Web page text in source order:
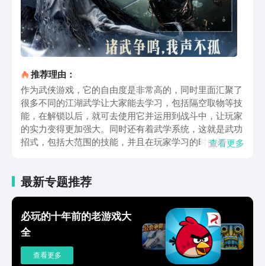
推荐理由：
作为武侠游戏，它的自由度是非常高的，同时里面汇聚了
很多不同的江湖武学让大家能去学习，包括隔空取物等技
能，在解锁以后，就可去使用它并运用到战斗中，让玩家
的实力变得更加强大。同时还有着武学系统，这就是武功
招式，包括大范围的技能，并且在玩家学习的时候可以不
能够去体验趣味的武侠世界。当然它还为大家准备了许多
的奇遇事件，在探索这个世界的过程中，大家能够去学习
前辈留下的招式与技巧，只要打败镇守的敌人，就能有机
会解锁失传的武学，一些江湖的招式也是能在里面发掘。
该游戏对于武学的研究可谓是十分丰富，大家在看完了燕
云十六声在哪下载的介绍以后，要是像去解锁体验，那么
就只需去点击上文的链接来预约即可，这样一来各类一手
查看更多
最新专题推荐
必玩的十年前的老游戏大
全
查看更多